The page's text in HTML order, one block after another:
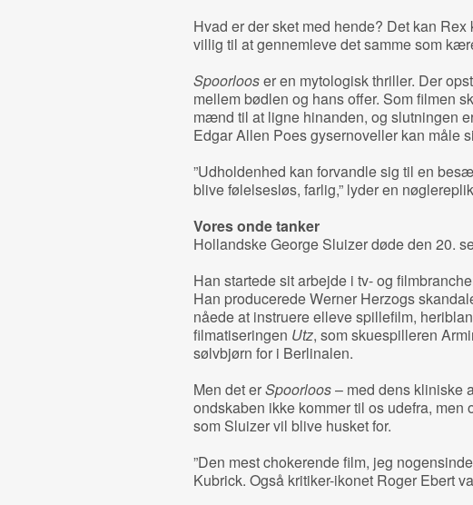
Hvad er der sket med hende? Det kan
villig til at gennemleve det samme som
Spoorlooser en mytologisk thriller. Der
mellem bødlen og hans offer. Som filmen
mænd til at ligne hinanden, og slutningen
Edgar Allen Poes gysernoveller kan måle
”Udholdenhed kan forvandle sig til en
blive følelsesløs, farlig,” lyder en
Vores onde tanker
Hollandske George Sluizer døde den 20.
Han startede sit arbejde i tv- og
Han producerede Werner Herzogs
nåede at instruere elleve spillefilm,
filmatiseringen Utz, som skuespilleren
sølvbjørn for i Berlinalen.
Men det erSpoorloos– med dens kliniske
ondskaben ikke kommer til os udefra, men
som Sluizer vil blive husket for.
”Den mest chokerende film, jeg
Kubrick. Også kritiker-ikonet Roger Ebert